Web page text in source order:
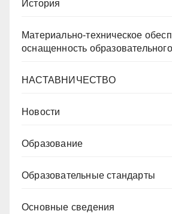
История
Материально-техническое
оснащенность
НАСТАВНИЧЕСТВО
Новости
Образование
Образовательные стандарты
Основные сведения